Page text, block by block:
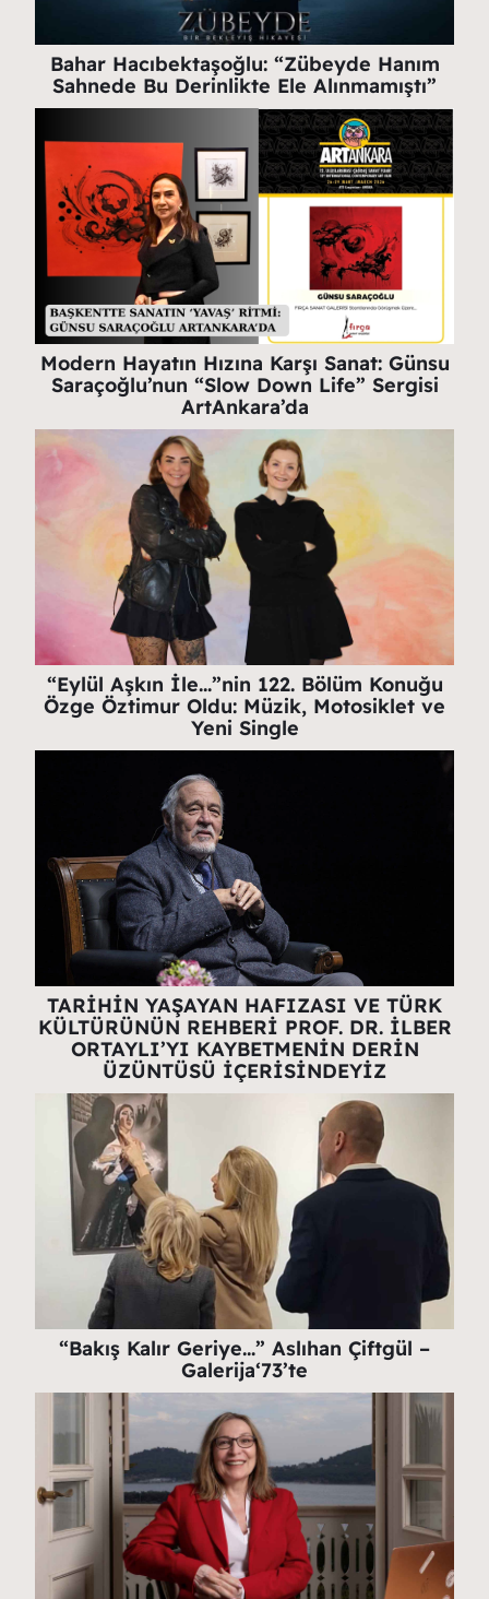
Bahar Hacıbektaşoğlu: “Zübeyde Hanım
Sahnede Bu Derinlikte Ele Alınmamıştı”
Modern Hayatın Hızına Karşı Sanat: Günsu
Saraçoğlu’nun “Slow Down Life” Sergisi
ArtAnkara’da
“Eylül Aşkın İle…”nin 122. Bölüm Konuğu
Özge Öztimur Oldu: Müzik, Motosiklet ve
Yeni Single
TARİHİN YAŞAYAN HAFIZASI VE TÜRK
KÜLTÜRÜNÜN REHBERİ PROF. DR. İLBER
ORTAYLI’YI KAYBETMENİN DERİN
ÜZÜNTÜSÜ İÇERİSİNDEYİZ
“Bakış Kalır Geriye…” Aslıhan Çiftgül –
Galerija‘73’te